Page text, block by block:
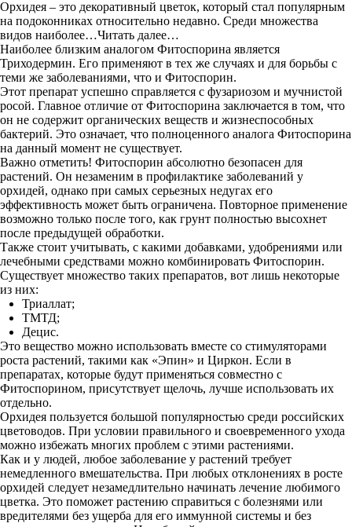
Орхидея – это декоративный цветок, который стал популярным
на подоконниках относительно недавно. Среди множества
видов наиболее…Читать далее…
Наиболее близким аналогом Фитоспорина является
Триходермин. Его применяют в тех же случаях и для борьбы с
теми же заболеваниями, что и Фитоспорин.
Этот препарат успешно справляется с фузариозом и мучнистой
росой. Главное отличие от Фитоспорина заключается в том, что
он не содержит органических веществ и жизнеспособных
бактерий. Это означает, что полноценного аналога Фитоспорина
на данный момент не существует.
Важно отметить! Фитоспорин абсолютно безопасен для
растений. Он незаменим в профилактике заболеваний у
орхидей, однако при самых серьезных недугах его
эффективность может быть ограничена. Повторное применение
возможно только после того, как грунт полностью высохнет
после предыдущей обработки.
Также стоит учитывать, с какими добавками, удобрениями или
лечебными средствами можно комбинировать Фитоспорин.
Существует множество таких препаратов, вот лишь некоторые
из них:
Триаллат;
ТМТД;
Децис.
Это вещество можно использовать вместе со стимуляторами
роста растений, такими как «Эпин» и Циркон. Если в
препаратах, которые будут применяться совместно с
Фитоспорином, присутствует щелочь, лучше использовать их
отдельно.
Орхидея пользуется большой популярностью среди российских
цветоводов. При условии правильного и своевременного ухода
можно избежать многих проблем с этими растениями.
Как и у людей, любое заболевание у растений требует
немедленного вмешательства. При любых отклонениях в росте
орхидей следует незамедлительно начинать лечение любимого
цветка. Это поможет растению справиться с болезнями или
вредителями без ущерба для его иммунной системы и без